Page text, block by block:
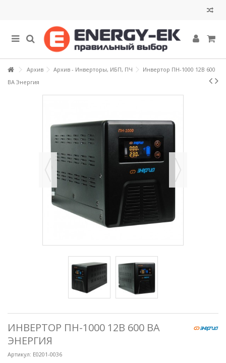
Архив Архив - Инверторы, ИБП, ПЧ
Инвертор ПН-1000 12В 600
ВА Энергия
ИНВЕРТОР ПН-1000 12В 600 ВА
ЭНЕРГИЯ
Артикул: Е0201-0036